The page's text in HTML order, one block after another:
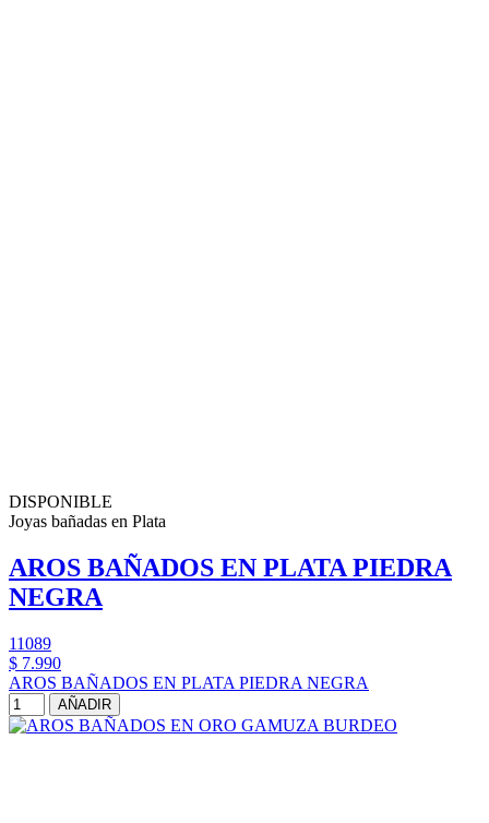
DISPONIBLE
Joyas bañadas en Plata
AROS BAÑADOS EN PLATA PIEDRA
NEGRA
11089
$ 7.990
AROS BAÑADOS EN PLATA PIEDRA NEGRA
AÑADIR